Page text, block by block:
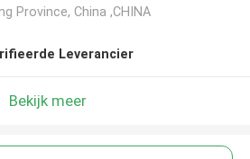
Province, China ,CHINA
Leverancier
Bekijk meer